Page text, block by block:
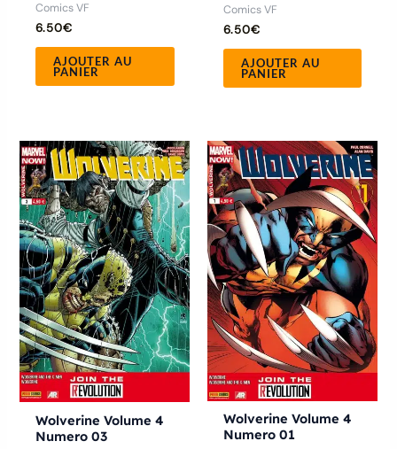
Comics VF
6.50€
AJOUTER AU
PANIER
Comics VF
6.50€
AJOUTER AU
PANIER
Wolverine Volume 4
Numero 03
Wolverine Volume 4
Numero 01